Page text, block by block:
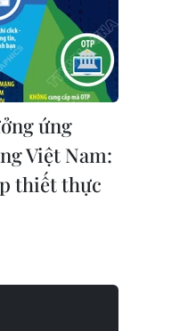
ứng
Việt Nam:
thiết thực